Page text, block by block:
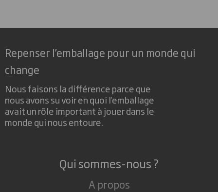
Repenser l’emballage pour un monde qui
change
Nous faisons la différence parce que
nous avons su voir en quoi l'emballage
avait un rôle important à jouer dans le
monde qui nous entoure.
Qui sommes-nous ?
A propos